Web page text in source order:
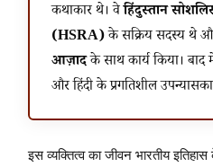
कथाकार थे। वेहिंदुस्तान
(HSRA)के सक्रिय सदस्य थे
आज़ादके साथ कार्य किया। बाद
और हिंदी के प्रगतिशील
इस व्यक्तित्व का जीवन भारतीय